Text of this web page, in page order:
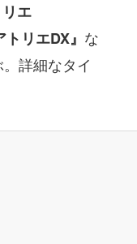
リエ
トリエDX』 な
詳細なタイ